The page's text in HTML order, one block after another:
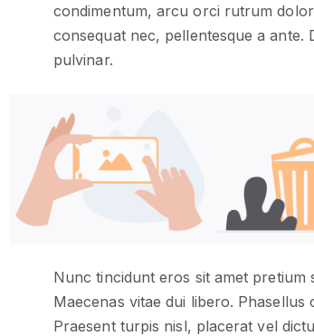
condimentum, arcu orci rutrum
consequat nec, pellentesque a ante.
pulvinar.
Nunc tincidunt eros sit amet
Maecenas vitae dui libero.
Praesent turpis nisl, placerat vel